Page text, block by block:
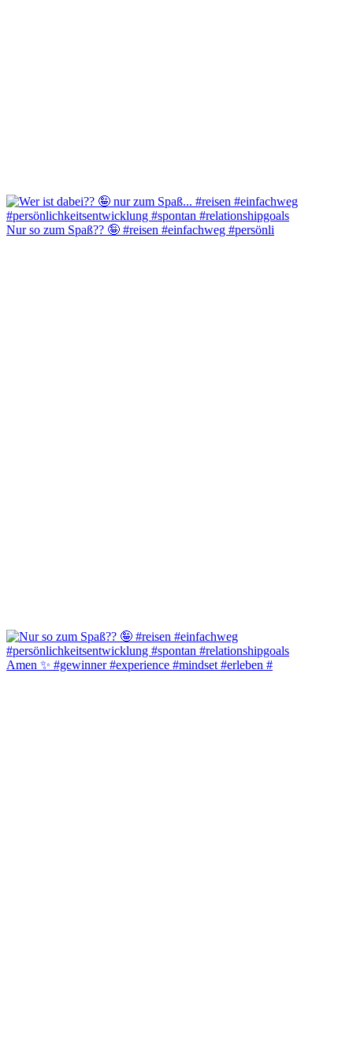
Nur so zum Spaß?? 🤪 #reisen #einfachweg #persönli
Amen ✨️ #gewinner #experience #mindset #erleben #